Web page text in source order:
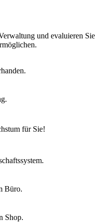
und evaluieren
für Sie!
Büro.
Shop.